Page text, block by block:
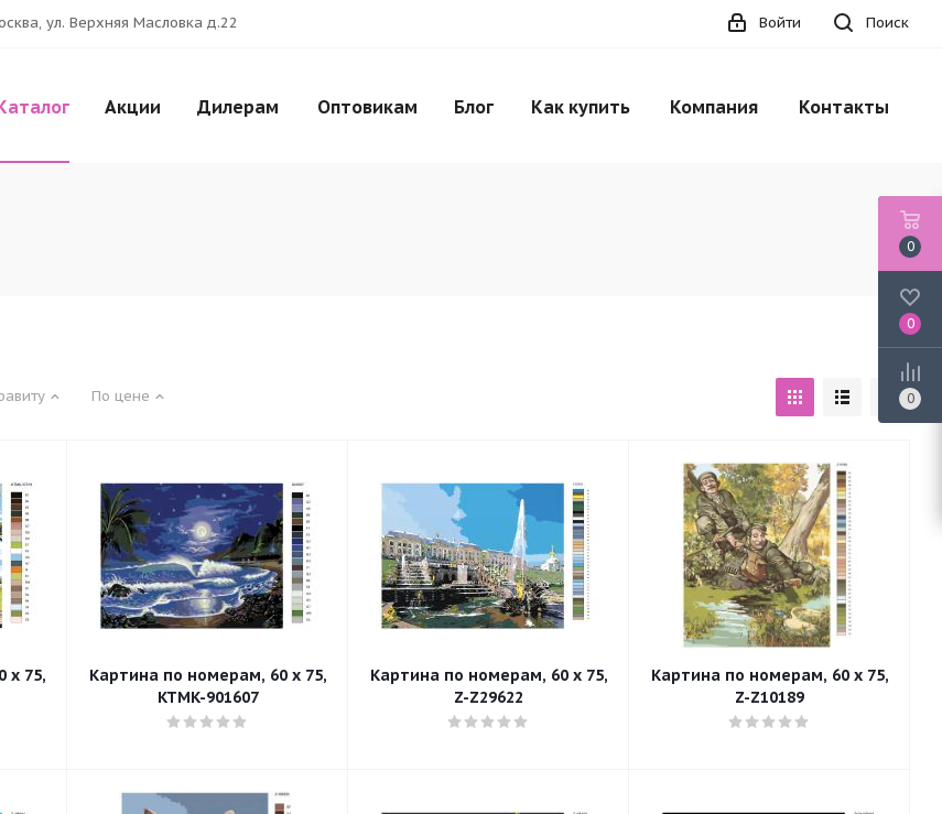
ул. Верхняя Масловка д.22 Поиск
Войти
Акции Дилерам Оптовикам Блог Как купить Компания Контакты
По цене
x 75,
Картина по номерам, 60 x 75,
KTMK-901607
Картина по номерам, 60 x 75,
Z-Z29622
Картина по номерам, 60 x 75,
Z-Z10189
0
0
0